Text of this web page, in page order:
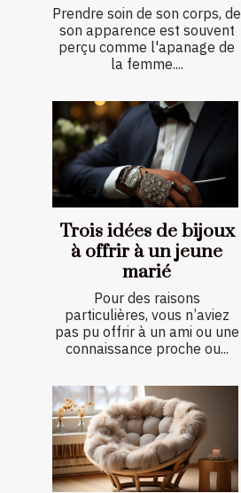
Prendre soin de son corps, de
son apparence est souvent
perçu comme l'apanage de
la femme....
Trois idées de bijoux
à offrir à un jeune
marié
Pour des raisons
particulières, vous n’aviez
pas pu offrir à un ami ou une
connaissance proche ou...